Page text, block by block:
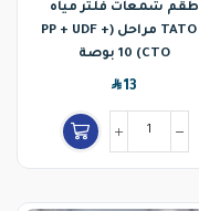
طقم شمعات فلتر مياه
TATO 3 مراحل (PP + UDF +
CTO) 10 بوصة
SAR13